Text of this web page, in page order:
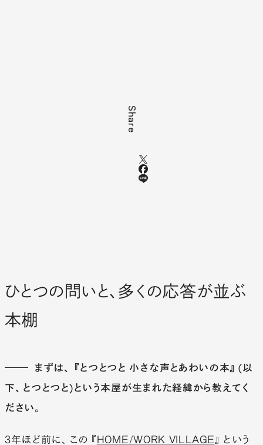
Share
ひとつの問いと、多くの応答が並ぶ
本棚
まずは、『とつとつと 小さな声とあわいの本』(以
下、とつとつと)という本屋が生まれた経緯から教えてく
ださい。
3年ほど前に、この『HOME/WORK VILLAGE 』という